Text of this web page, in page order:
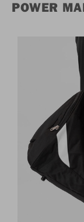
POWER